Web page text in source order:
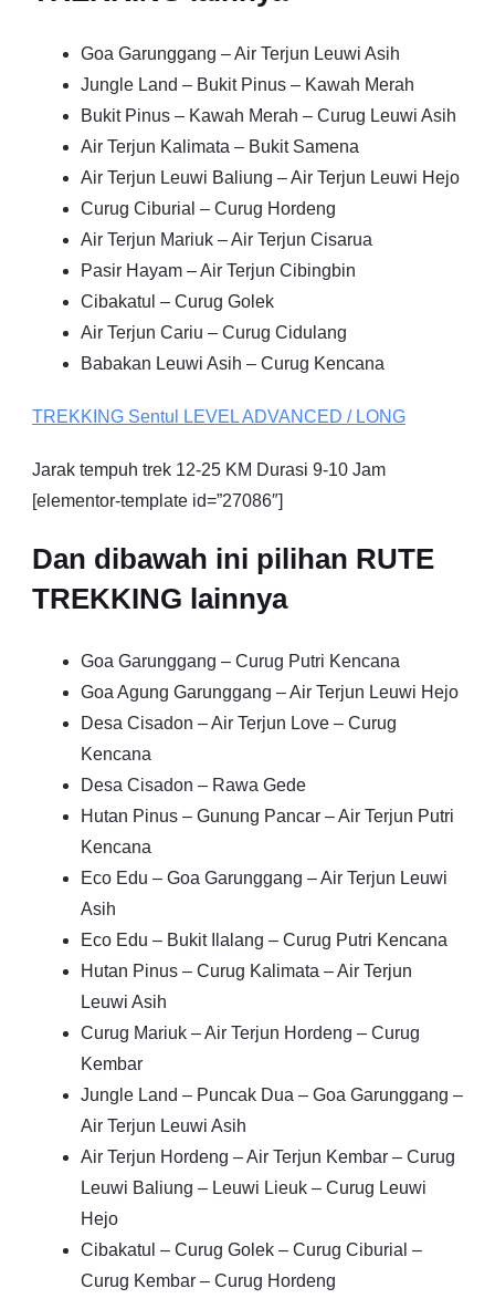
Goa Garunggang – Air Terjun Leuwi Asih
Jungle Land – Bukit Pinus – Kawah Merah
Bukit Pinus – Kawah Merah – Curug Leuwi Asih
Air Terjun Kalimata – Bukit Samena
Air Terjun Leuwi Baliung – Air Terjun Leuwi Hejo
Curug Ciburial – Curug Hordeng
Air Terjun Mariuk – Air Terjun Cisarua
Pasir Hayam – Air Terjun Cibingbin
Cibakatul – Curug Golek
Air Terjun Cariu – Curug Cidulang
Babakan Leuwi Asih – Curug Kencana
TREKKING Sentul LEVEL ADVANCED / LONG
Jarak tempuh trek 12-25 KM Durasi 9-10 Jam
[elementor-template id=”27086″]
Dan dibawah ini pilihan RUTE
TREKKING lainnya
Goa Garunggang – Curug Putri Kencana
Goa Agung Garunggang – Air Terjun Leuwi Hejo
Desa Cisadon – Air Terjun Love – Curug
Kencana
Desa Cisadon – Rawa Gede
Hutan Pinus – Gunung Pancar – Air Terjun Putri
Kencana
Eco Edu – Goa Garunggang – Air Terjun Leuwi
Asih
Eco Edu – Bukit Ilalang – Curug Putri Kencana
Hutan Pinus – Curug Kalimata – Air Terjun
Leuwi Asih
Curug Mariuk – Air Terjun Hordeng – Curug
Kembar
Jungle Land – Puncak Dua – Goa Garunggang –
Air Terjun Leuwi Asih
Air Terjun Hordeng – Air Terjun Kembar – Curug
Leuwi Baliung – Leuwi Lieuk – Curug Leuwi
Hejo
Cibakatul – Curug Golek – Curug Ciburial –
Curug Kembar – Curug Hordeng